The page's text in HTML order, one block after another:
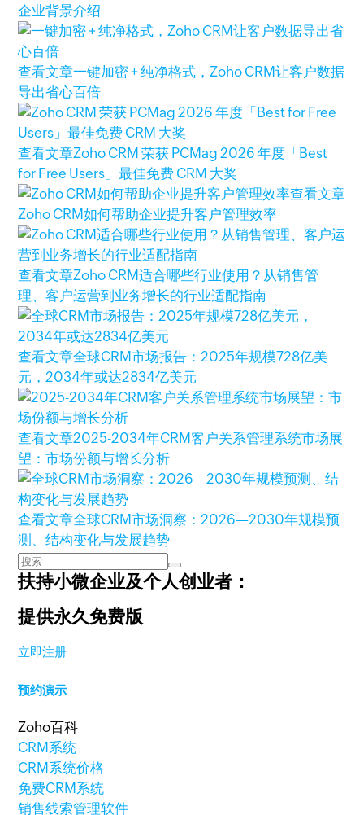
企业背景介绍
查看文章一键加密 + 纯净格式，Zoho CRM让客户数据
导出省心百倍
查看文章Zoho CRM 荣获 PCMag 2026 年度「Best
for Free Users」最佳免费 CRM 大奖
查看文章
Zoho CRM如何帮助企业提升客户管理效率
查看文章Zoho CRM适合哪些行业使用？从销售管
理、客户运营到业务增长的行业适配指南
查看文章全球CRM市场报告：2025年规模728亿美
元，2034年或达2834亿美元
查看文章2025-2034年CRM客户关系管理系统市场展
望：市场份额与增长分析
查看文章全球CRM市场洞察：2026—2030年规模预
测、结构变化与发展趋势
扶持小微企业及个人创业者：
提供永久免费版
立即注册
预约演示
Zoho百科
CRM系统
CRM系统价格
免费CRM系统
销售线索管理软件